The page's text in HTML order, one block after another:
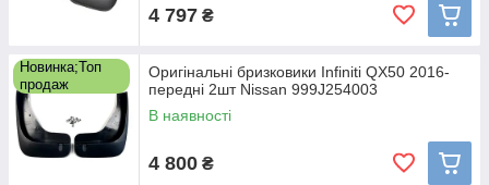
4 797 ₴
Новинка;Топ
продаж
Оригінальні бризковики Infiniti QX50 2016-
передні 2шт Nissan 999J254003
В наявності
4 800 ₴